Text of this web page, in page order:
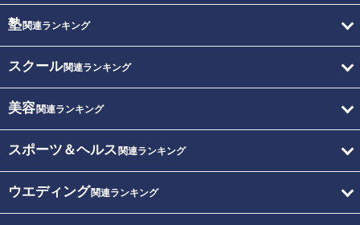
塾関連ランキング
スクール関連ランキング
美容関連ランキング
スポーツ＆ヘルス 関連ランキング
ウエディング関連ランキング